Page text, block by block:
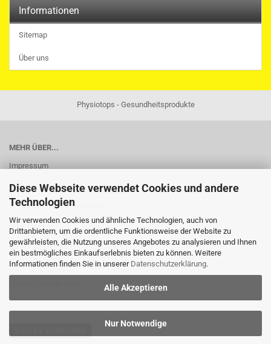
Diese Webseite verwendet Cookies und andere
Technologien
Wir verwenden Cookies und ähnliche Technologien, auch von
Drittanbietern, um die ordentliche Funktionsweise der Website zu
gewährleisten, die Nutzung unseres Angebotes zu analysieren und Ihnen
ein bestmögliches Einkaufserlebnis bieten zu können. Weitere
Informationen finden Sie in unserer Datenschutzerklärung.
Alle Akzeptieren
Nur Notwendige
Informationen
Sitemap
Über uns
Physiotops - Gesundheitsprodukte
MEHR ÜBER...
Impressum
Widerrufsrecht
Widerrufsformular-Download
AGB
Liefer- und Versandkosten
Privatsphäre und Datenschutz